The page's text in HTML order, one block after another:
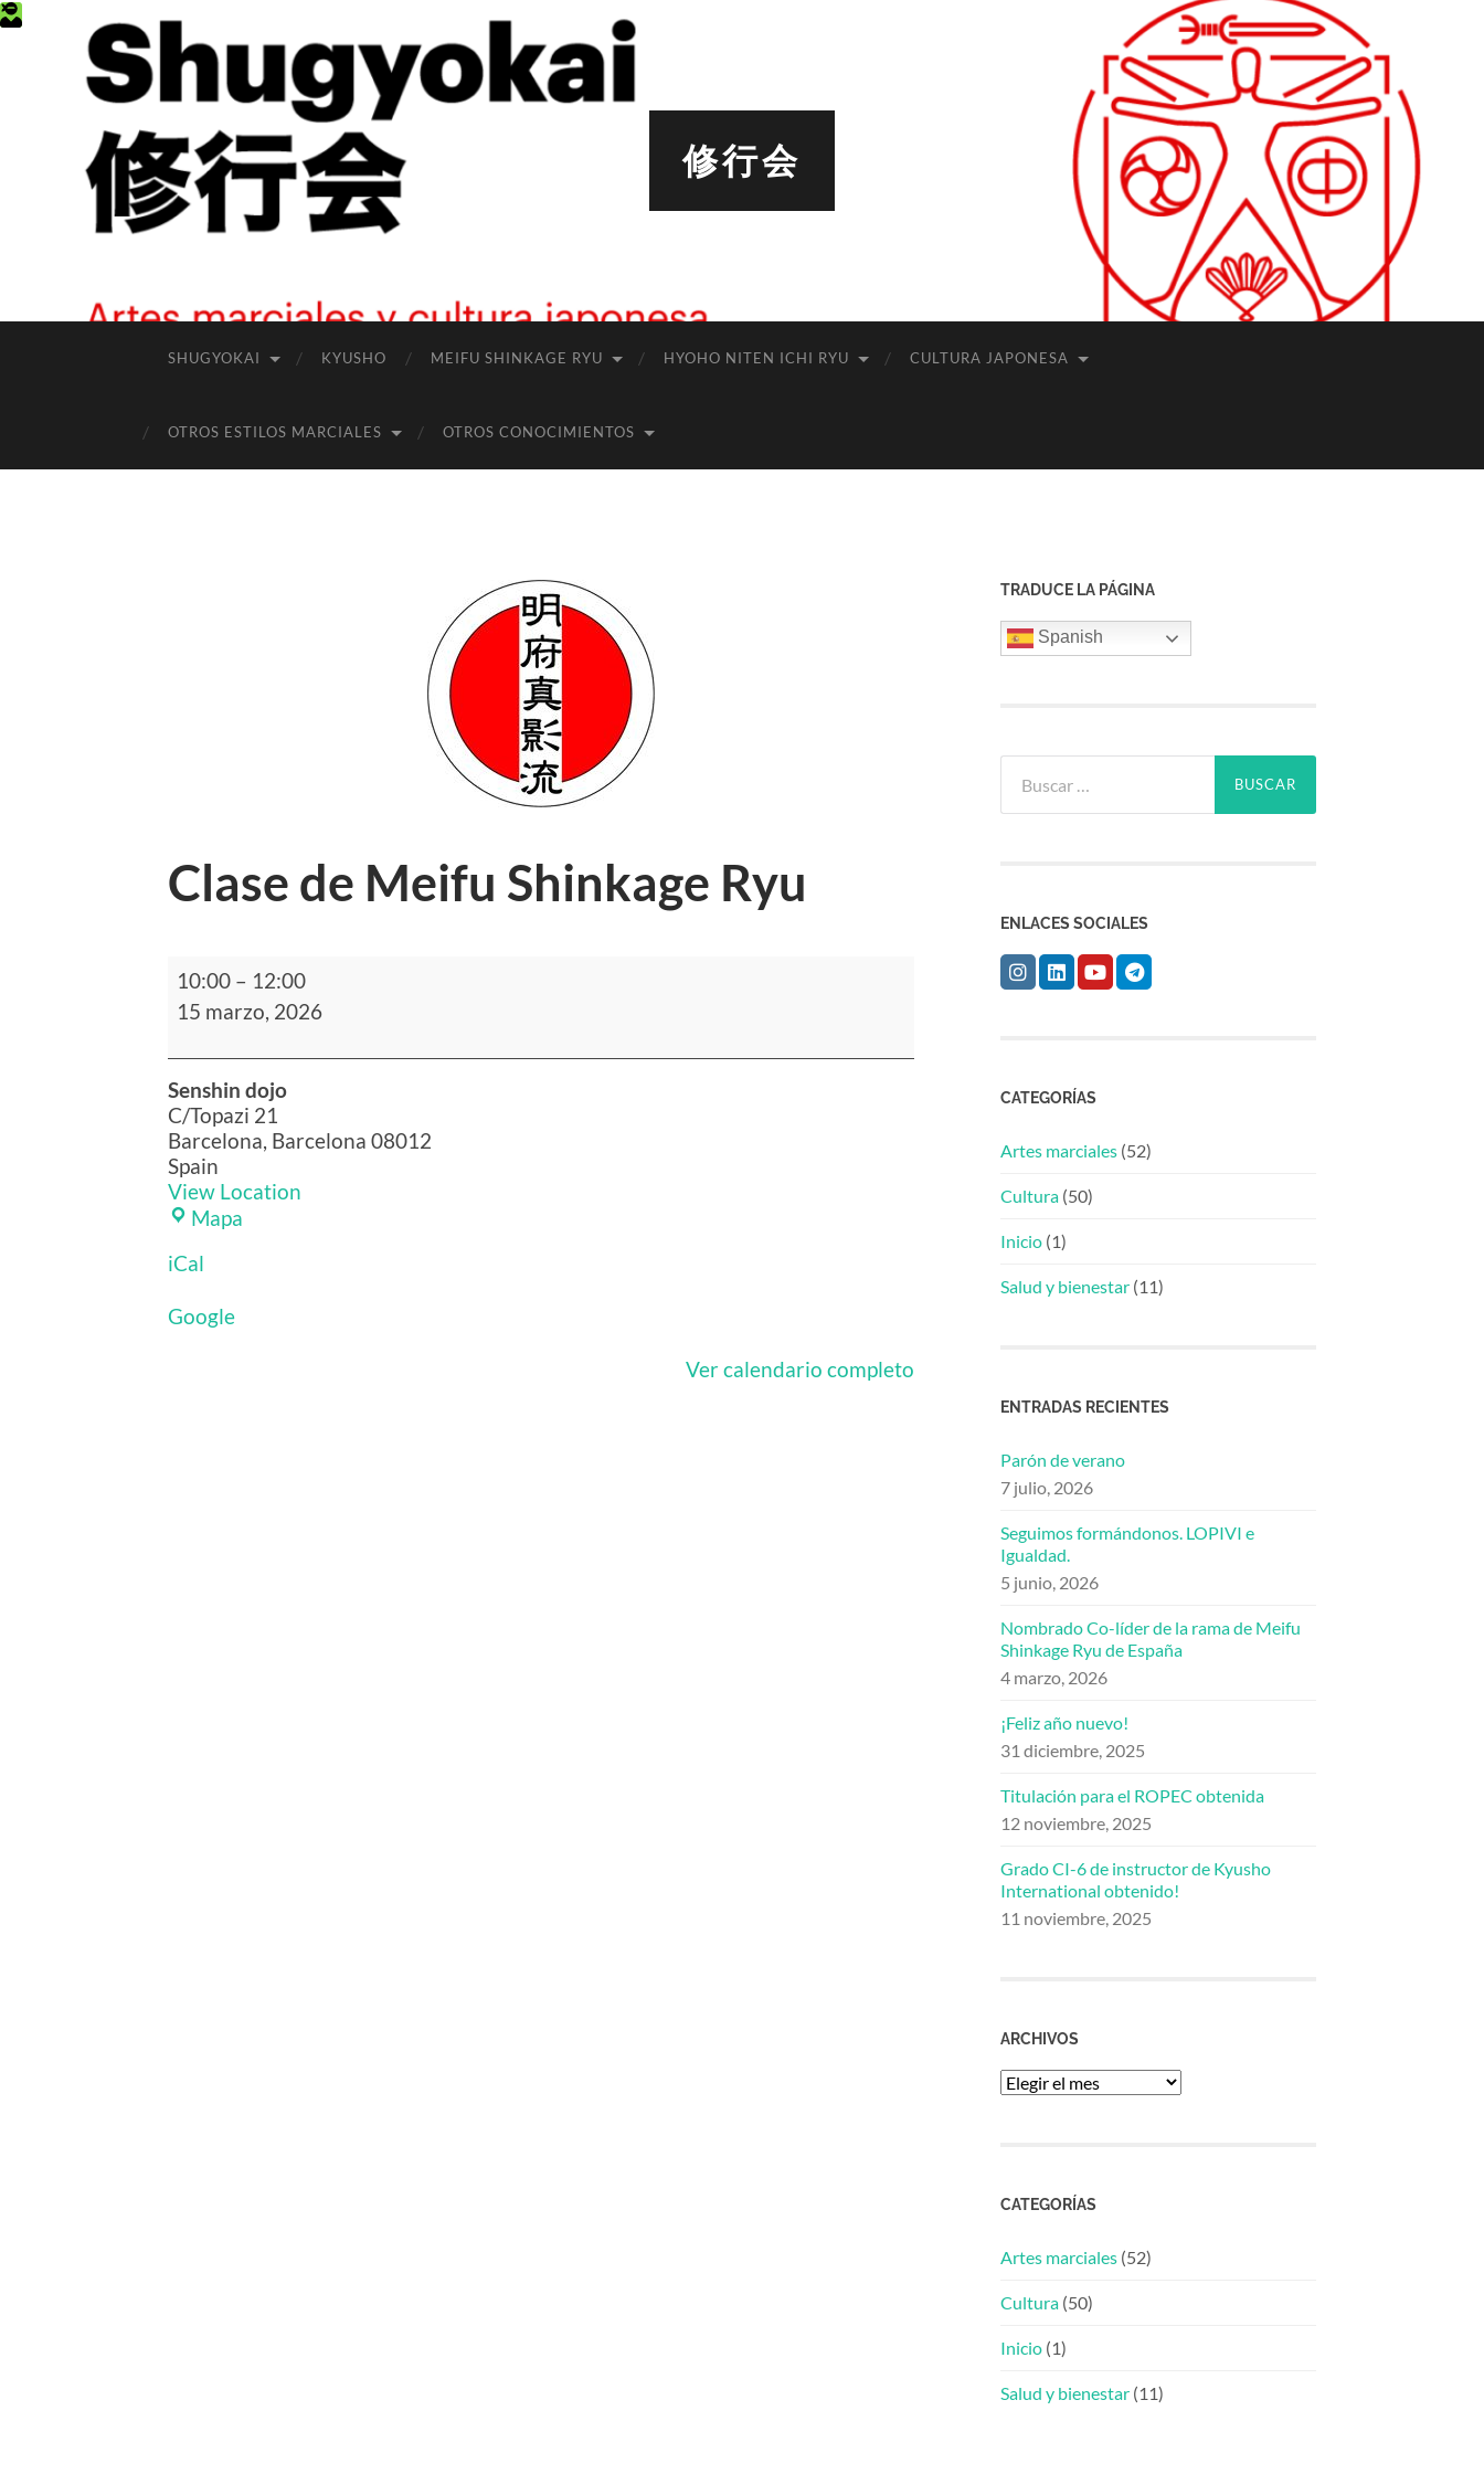
修行会
SHUGYOKAI KYUSHO MEIFU SHINKAGE RYU HYOHO NITEN ICHI RYU CULTURA JAPONESA
OTROS ESTILOS MARCIALES OTROS CONOCIMIENTOS
Clase de Meifu Shinkage Ryu
Clase
de
Meifu
10:00 – 12:00
15 marzo, 2026
Senshin dojo
C/Topazi 21
Barcelona, Barcelona 08012
Spain
View Location
Mapa
iCal
Google
Ver calendario completo
TRADUCE LA PÁGINA
Spanish
ENLACES SOCIALES
CATEGORÍAS
Artes marciales (52)
Cultura (50)
Inicio (1)
Salud y bienestar (11)
ENTRADAS RECIENTES
Parón de verano
7 julio, 2026
Seguimos formándonos. LOPIVI e
Igualdad.
5 junio, 2026
Nombrado Co-líder de la rama de Meifu
Shinkage Ryu de España
4 marzo, 2026
¡Feliz año nuevo!
31 diciembre, 2025
Titulación para el ROPEC obtenida
12 noviembre, 2025
Grado CI-6 de instructor de Kyusho
International obtenido!
11 noviembre, 2025
ARCHIVOS
Archivos
CATEGORÍAS
Artes marciales (52)
Cultura (50)
Inicio (1)
Salud y bienestar (11)